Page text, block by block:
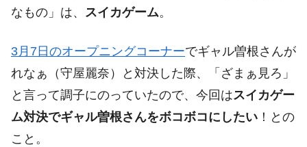
なもの」は、 スイカゲーム。
3月7日のオープニングコーナーでギャル曽根さんが
れなぁ（守屋麗奈）と対決した際、「ざまぁ見ろ」
と言って調子にのっていたので、今回はスイカゲー
ム対決でギャル曽根さんをボコボコにしたい ！との
こと。